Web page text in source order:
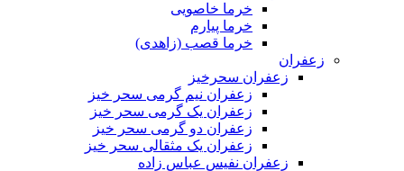
خرما خاصویی
خرما پیارم
خرما قصب (زاهدی)
زعفران
زعفران سحرخیز
زعفران نیم گرمی سحر خیز
زعفران یک گرمی سحر خیز
زعفران دو گرمی سحر خیز
زعفران یک مثقالی سحر خیز
زعفران نفیس عباس زاده